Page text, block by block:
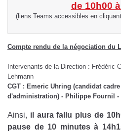
de 10h00
(liens Teams accessibles en
Compte rendu de la négociation du
Intervenants de la Direction : Frédéric
Lehmann
CGT : Emeric Uhring (candidat
d'administration) - Philippe Fournil -
Ainsi, il aura fallu plus de
pause de 10 minutes à